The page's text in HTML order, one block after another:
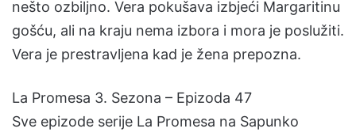
nešto ozbiljno. Vera pokušava izbjeći Margaritinu
gošću, ali na kraju nema izbora i mora je poslužiti.
Vera je prestravljena kad je žena prepozna.
La Promesa 3. Sezona – Epizoda 47
Sve epizode serije La Promesa na Sapunko